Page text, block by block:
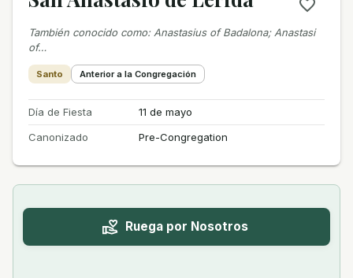
También conocido como: Anastasius of Badalona; Anastasi
of…
Santo Anterior a la Congregación
Día de Fiesta
11 de mayo
Canonizado
Pre-Congregation
Ruega por Nosotros